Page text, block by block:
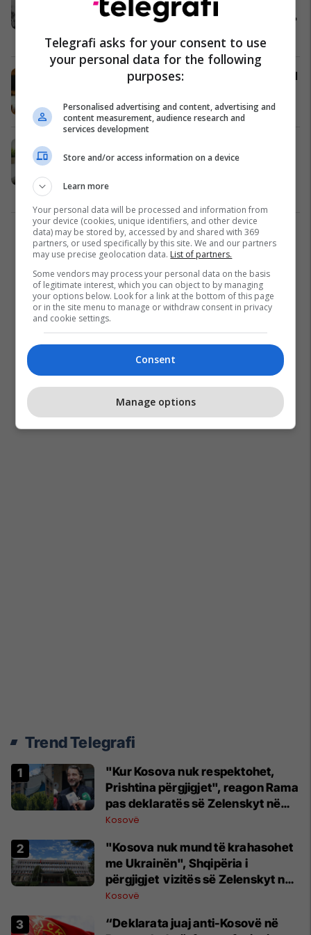
në një tjetër? Pse i përsëritni
gabimet në zgjedhjen e partnerëve?
Psikologji
Kur njëri do fëmijë e tjetri jo – a mund
Në çift 17/10/2025
nuk merr kurrë iniciativën për
Intimitet dhe Pasion
1
Trend Telegrafi
"Kur Kosova nuk respektohet,
Prishtina përgjigjet", reagon Rama
pas deklaratës së Zelenskyt në
Beograd
Kosovë
"Kosova nuk mund të krahasohet
me Ukrainën", Shqipëria i
përgjigjet vizitës së Zelenskyt në
Serbi
Kosovë
“Deklarata juaj anti-Kosovë në
Telegrafi asks for your consent to use
your personal data for the following
purposes:
Personalised advertising and content, advertising and
content measurement, audience research and
services development
Store and/or access information on a device
Learn more
Your personal data will be processed and information from
your device (cookies, unique identifiers, and other device
data) may be stored by, accessed by and shared with 369
partners, or used specifically by this site. We and our partners
may use precise geolocation data. List of partners.
Some vendors may process your personal data on the basis
of legitimate interest, which you can object to by managing
your options below. Look for a link at the bottom of this page
or in the site menu to manage or withdraw consent in privacy
and cookie settings.
Consent
Manage options